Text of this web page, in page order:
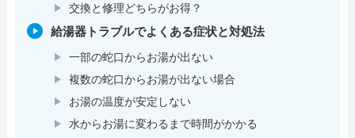
交換と修理どちらがお得？
給湯器トラブルでよくある症状と対処法
一部の蛇口からお湯が出ない
複数の蛇口からお湯が出ない場合
お湯の温度が安定しない
水からお湯に変わるまで時間がかかる